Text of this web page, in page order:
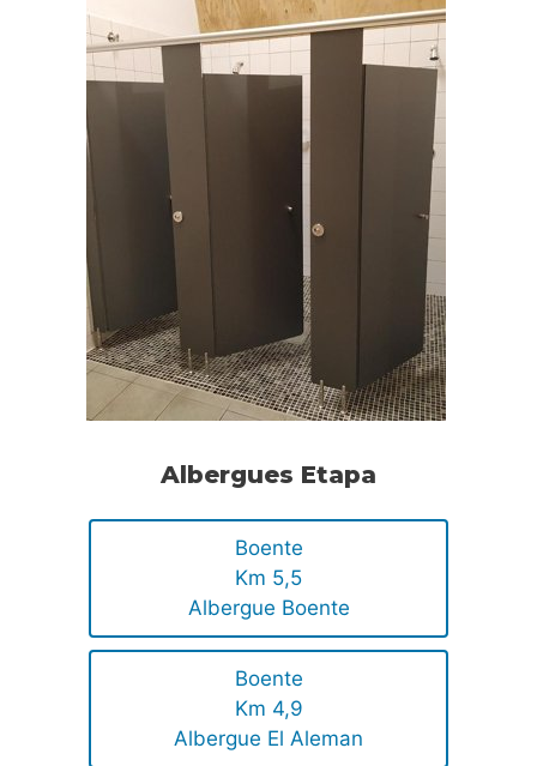
Albergues Etapa
Boente
Km 5,5
Albergue Boente
Boente
Km 4,9
Albergue El Aleman